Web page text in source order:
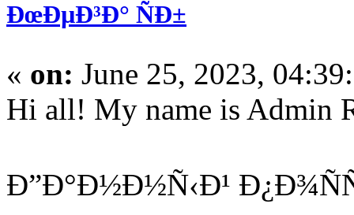
ÐœÐµÐ³Ð° ÑÐ±
« on: June 25, 2023,
Hi all! My name is Admin
Ð”Ð°Ð½Ð½Ñ‹Ð¹